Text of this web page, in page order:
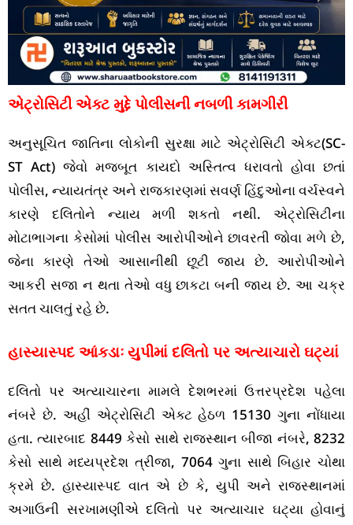
એટ્રોસિટી એક્ટ મુદ્દે પોલીસની નબળી કામગીરી
અનુસૂચિત જાતિના લોકોની સુરક્ષા માટે એટ્રોસિટી એક્ટ(SC-
ST Act) જેવો મજબૂત કાયદો અસ્તિત્વ ધરાવતો હોવા છતાં
પોલીસ, ન્યાયતંત્ર અને રાજકારણમાં સવર્ણ હિંદુઓના વર્ચસ્વને
કારણે દલિતોને ન્યાય મળી શકતો નથી. એટ્રોસિટીના
મોટાભાગના કેસોમાં પોલીસ આરોપીઓને છાવરતી જોવા મળે છે,
જેના કારણે તેઓ આસાનીથી છૂટી જાય છે. આરોપીઓને
આકરી સજા ન થતા તેઓ વધુ છાકટા બની જાય છે. આ ચક્ર
સતત ચાલતું રહે છે.
હાસ્યાસ્પદ આંકડાઃ યુપીમાં દલિતો પર અત્યાચારો ઘટ્યાં
દલિતો પર અત્યાચારના મામલે દેશભરમાં ઉત્તરપ્રદેશ પહેલા
નંબરે છે. અહીં એટ્રોસિટી એક્ટ હેઠળ 15130 ગુના નોંધાયા
હતા. ત્યારબાદ 8449 કેસો સાથે રાજસ્થાન બીજા નંબરે, 8232
કેસો સાથે મધ્યપ્રદેશ ત્રીજા, 7064 ગુના સાથે બિહાર ચોથા
ક્રમે છે. હાસ્યાસ્પદ વાત એ છે કે, યુપી અને રાજસ્થાનમાં
અગાઉની સરખામણીએ દલિતો પર અત્યાચાર ઘટ્યા હોવાનું